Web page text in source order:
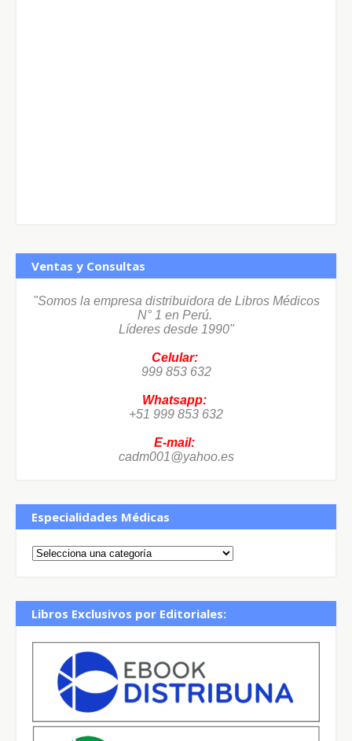
Ventas y Consultas
"Somos la empresa distribuidora de Libros Médicos
N° 1 en Perú.
Líderes desde 1990"
Celular:
999 853 632
Whatsapp:
+51 999 853 632
E-mail:
cadm001@yahoo.es
Especialidades Médicas
Libros Exclusivos por Editoriales: